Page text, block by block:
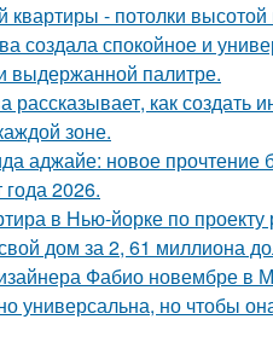
квартиры - потолки высотой
создала спокойное и
выдержанной палитре.
как создать
зоне.
аджайе: новое прочтение
года 2026.
в Нью-йорке по проекту
дом за 2, 61 миллиона
Фабио новембре в
универсальна, но чтобы